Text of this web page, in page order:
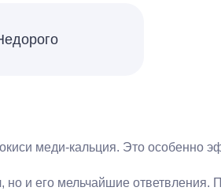
меди-кальция. Это особенно
и его мельчайшие ответвления.